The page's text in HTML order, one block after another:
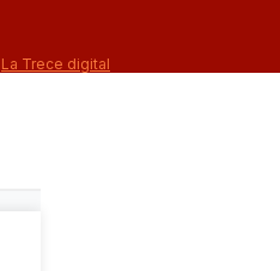
La Trece digital